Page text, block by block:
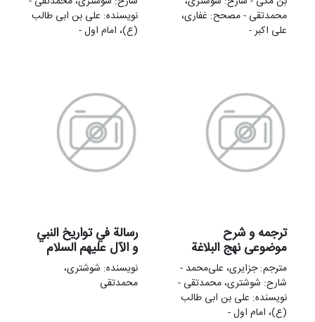
محمدتقی - مصحح: غفاری،
علی‌ اکبر -
نویسنده: علی بن ابی طالب
(ع)، امام اول -
ترجمه و شرح
موضوعی نهج البلاغة
مترجم: جزایری، علی‌محمد -
شارح: شوشتری، محمدتقی -
نویسنده: علی بن ابی طالب
(ع)، امام اول -
رسالة في تواريخ النبي
و الآل عليهم السلام
نویسنده: شوشتری،
محمدتقی